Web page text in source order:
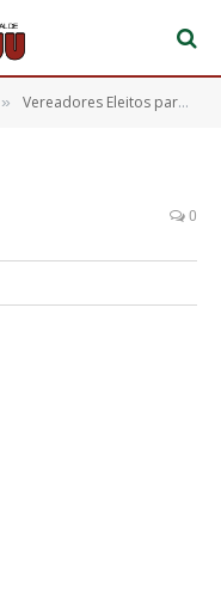
» Vereadores Eleitos para o Exercício de 2025 a 2028
0